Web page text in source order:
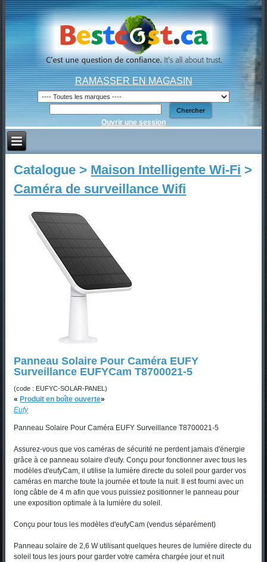
RAMASSER EN MAGASIN
Ouvrir une session
Catalogue > Maison Intelligente Wi-Fi >
Caméra de surveillance Wifi
Panneau Solaire Pour Caméra EUFY
Surveillance EUFYCam T8700021-5
(code : EUFYC-SOLAR-PANEL)
« Produit en boîte ouverte»
Eufy
Panneau Solaire Pour Caméra EUFY Surveillance T8700021-5
Assurez-vous que vos caméras de sécurité ne perdent jamais d'énergie
grâce à ce panneau solaire d'eufy. Conçu pour fonctionner avec tous les
modèles d'eufyCam, il utilise la lumière directe du soleil pour garder vos
caméras en marche toute la journée et toute la nuit. Il est fourni avec un
long câble de 4 m afin que vous puissiez positionner le panneau pour
une exposition optimale à la lumière du soleil.
Conçu pour tous les modèles d'eufyCam (vendus séparément)
Panneau solaire de 2,6 W utilisant quelques heures de lumière directe du
soleil tous les jours pour garder votre caméra chargée jour et nuit